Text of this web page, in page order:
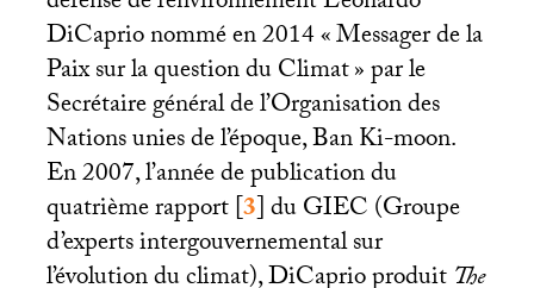
DiCaprio nommé en 2014 «Messager de la
Paix sur la question du Climat» par le
Secrétaire général de l’Organisation des
Nations unies de l’époque, Ban Ki-moon.
En 2007, l’année de publication du
quatrième rapport[3]duGIEC(Groupe
d’experts intergouvernemental sur